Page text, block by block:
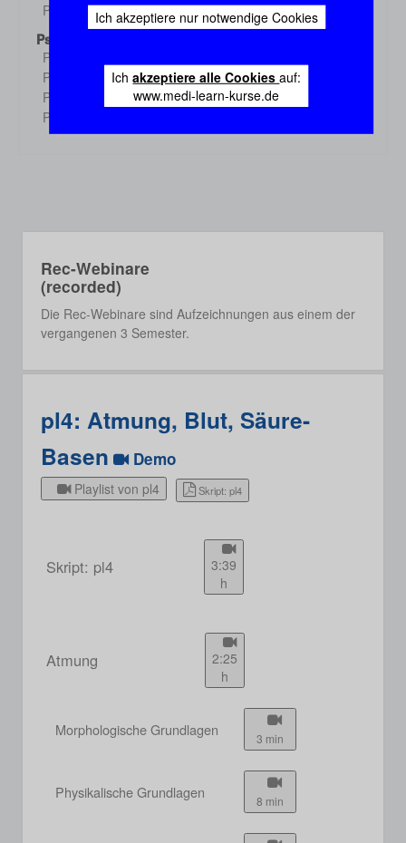
Ich akzeptiere nur notwendige Cookies
Ichakzeptiere alle Cookiesauf:
www.medi-learn-kurse.de
Physiologie 6 Demo
Psychologie
Psychologie 1
Psychologie 2 Demo
Psychologie 3 Demo
Psychologie 4
Rec-Webinare
(recorded)
Die Rec-Webinare sind Aufzeichnungen aus einem der
vergangenen 3 Semester.
pl4: Atmung, Blut, Säure-
Basen
Demo
Playlist von pl4 Skript: pl4
Skript: pl4
3:39
h
Atmung
2:25
h
Morphologische Grundlagen 3 min
Physikalische Grundlagen 8 min